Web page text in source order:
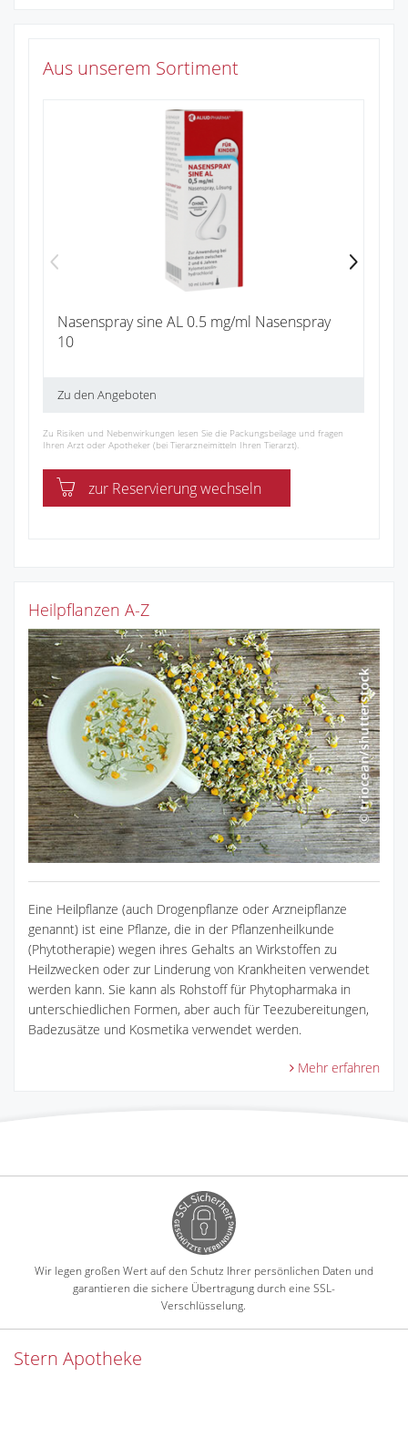
Aus unserem Sortiment
Nasenspray sine AL 0.5 mg/ml Nasenspray
10
Zu den Angeboten
Zu Risiken und Nebenwirkungen lesen Sie die Packungsbeilage und fragen
Ihren Arzt oder Apotheker (bei Tierarzneimitteln Ihren Tierarzt).
zur Reservierung wechseln
Heilpflanzen A-Z
Eine Heilpflanze (auch Drogenpflanze oder Arzneipflanze
genannt) ist eine Pflanze, die in der Pflanzenheilkunde
(Phytotherapie) wegen ihres Gehalts an Wirkstoffen zu
Heilzwecken oder zur Linderung von Krankheiten verwendet
werden kann. Sie kann als Rohstoff für Phytopharmaka in
unterschiedlichen Formen, aber auch für Teezubereitungen,
Badezusätze und Kosmetika verwendet werden.
Mehr erfahren
Wir legen großen Wert auf den Schutz Ihrer persönlichen Daten und
garantieren die sichere Übertragung durch eine SSL-
Verschlüsselung.
Stern Apotheke